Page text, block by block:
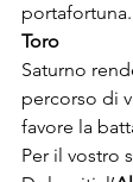
portafortuna.
Toro
Saturno
percorso di
favore la
Per il vostro